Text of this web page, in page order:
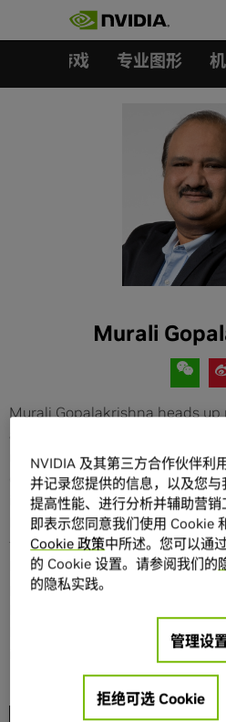
游戏 专业图形
Murali
Murali Gopalakrishna heads
autonomous machines and is
robotics at NVIDIA. He also
development team that
industrial IoT and enterprise
Previously, Murali was the
technology strategy, leading
Mobile Communications. He
products ranging from
Engineering from the National
NVIDIA 及其第三方合作伙伴利
并记录您提供的信息，以及您
提高性能、进行分析并辅助营销
即表示您同意我们使用 Cookie
Cookie 政策中所述。您可以通
的 Cookie 设置。请参阅我们的
的隐私实践。
管理设
拒绝可选 Cookie